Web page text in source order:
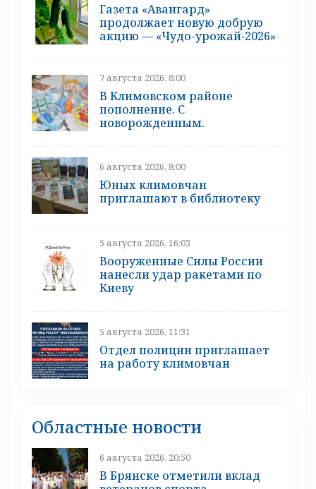
Газета «Авангард»
продолжает новую добрую
акцию — «Чудо-урожай‑2026»
7 августа 2026, 8:00
В Климовском районе
пополнение. С
новорожденным.
6 августа 2026, 8:00
Юных климовчан
приглашают в библиотеку
5 августа 2026, 16:03
Вооруженные Силы России
нанесли удар ракетами по
Киеву
5 августа 2026, 11:31
Отдел полиции приглашает
на работу климовчан
Областные новости
6 августа 2026, 20:50
В Брянске отметили вклад